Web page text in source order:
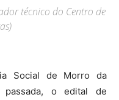
técnico do Centro de
Social de Morro da
passada, o edital de